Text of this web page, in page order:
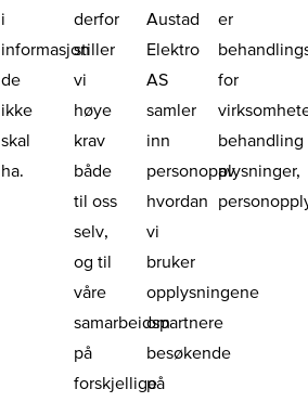
i
informasjon
de
ikke
skal
ha.
derfor
stiller
vi
høye
krav
både
til oss
selv,
og til
våre
samarbeidspartnere
på
forskjellige
Austad
Elektro
AS
samler
inn
personopplysninger,
hvordan
vi
bruker
opplysningene
om
besøkende
på
er
for
behandling
av